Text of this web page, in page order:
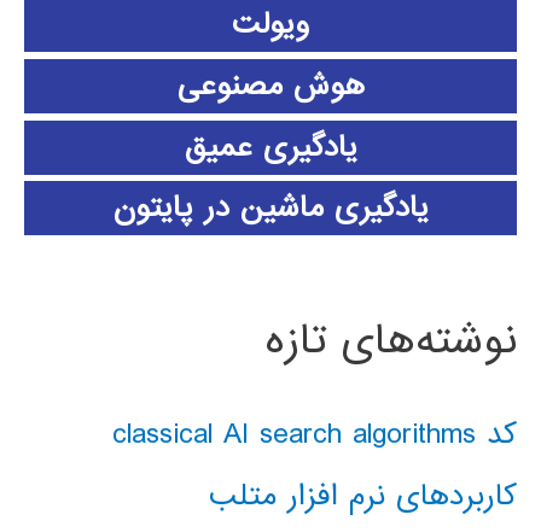
ویولت
هوش مصنوعی
یادگیری عمیق
یادگیری ماشین در پایتون
نوشته‌های تازه
کد classical AI search algorithms
کاربردهای نرم افزار متلب